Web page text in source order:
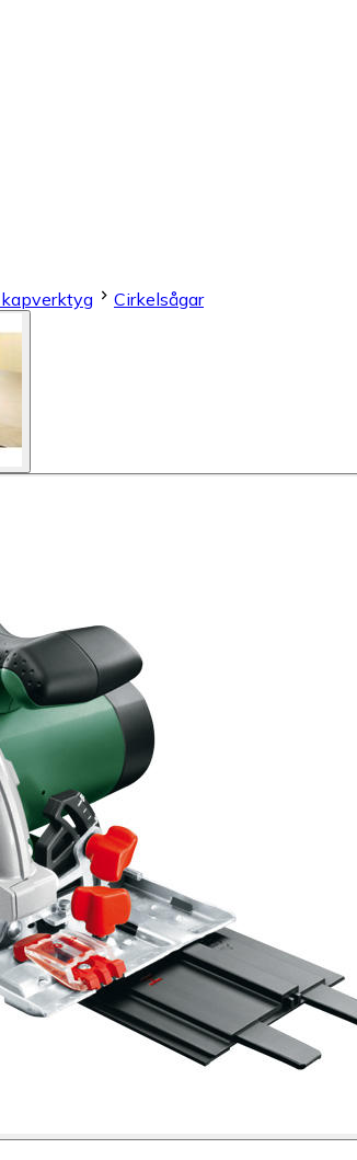
kapverktyg Cirkelsågar